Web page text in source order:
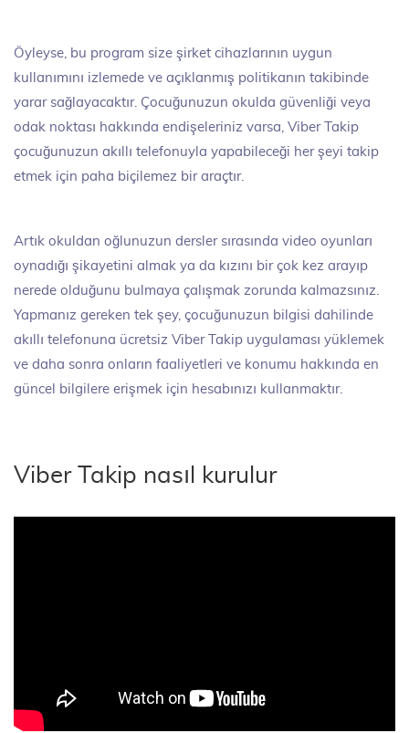
Öyleyse, bu program size şirket cihazlarının uygun
kullanımını izlemede ve açıklanmış politikanın takibinde
yarar sağlayacaktır. Çocuğunuzun okulda güvenliği veya
odak noktası hakkında endişeleriniz varsa, Viber Takip
çocuğunuzun akıllı telefonuyla yapabileceği her şeyi takip
etmek için paha biçilemez bir araçtır.
Artık okuldan oğlunuzun dersler sırasında video oyunları
oynadığı şikayetini almak ya da kızını bir çok kez arayıp
nerede olduğunu bulmaya çalışmak zorunda kalmazsınız.
Yapmanız gereken tek şey, çocuğunuzun bilgisi dahilinde
akıllı telefonuna ücretsiz Viber Takip uygulaması yüklemek
ve daha sonra onların faaliyetleri ve konumu hakkında en
güncel bilgilere erişmek için hesabınızı kullanmaktır.
Viber Takip nasıl kurulur